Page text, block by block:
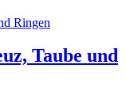
Taube und